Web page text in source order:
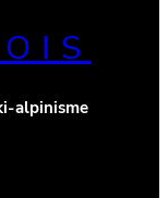
alpinisme